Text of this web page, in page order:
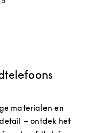
materialen en
– ontdek het